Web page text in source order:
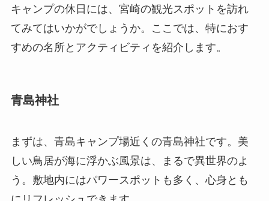
キャンプの休日には、宮崎の観光スポットを訪れ
てみてはいかがでしょうか。ここでは、特におす
すめの名所とアクティビティを紹介します。
青島神社
まずは、青島キャンプ場近くの青島神社です。美
しい鳥居が海に浮かぶ風景は、まるで異世界のよ
う。敷地内にはパワースポットも多く、心身とも